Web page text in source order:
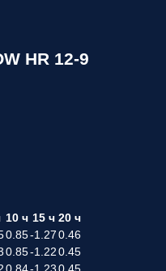
HR 12-9
10 ч 15 ч 20 ч
0.85-1.27 0.46
0.85-1.22 0.45